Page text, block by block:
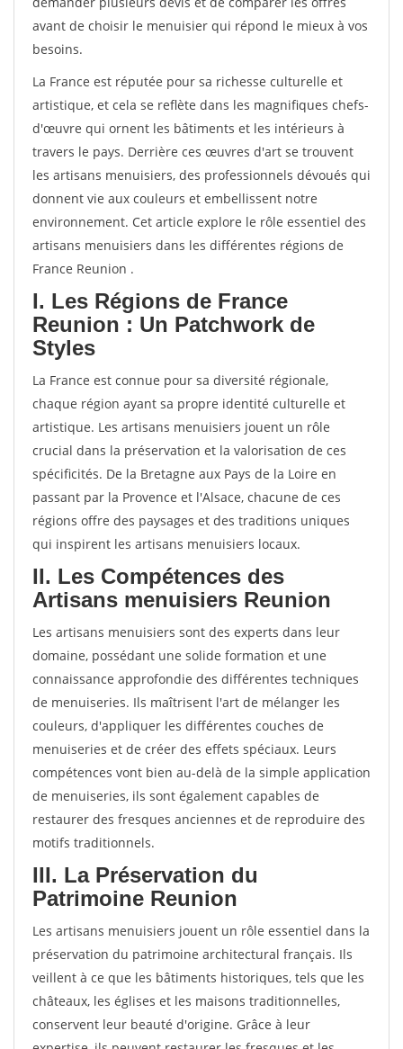
avant de choisir le menuisier qui répond le mieux à vos
besoins.
La France est réputée pour sa richesse culturelle et
artistique, et cela se reflète dans les magnifiques chefs-
d'œuvre qui ornent les bâtiments et les intérieurs à
travers le pays. Derrière ces œuvres d'art se trouvent
les artisans menuisiers, des professionnels dévoués qui
donnent vie aux couleurs et embellissent notre
environnement. Cet article explore le rôle essentiel des
artisans menuisiers dans les différentes régions de
France Reunion .
I. Les Régions de France
Reunion : Un Patchwork de
Styles
La France est connue pour sa diversité régionale,
chaque région ayant sa propre identité culturelle et
artistique. Les artisans menuisiers jouent un rôle
crucial dans la préservation et la valorisation de ces
spécificités. De la Bretagne aux Pays de la Loire en
passant par la Provence et l'Alsace, chacune de ces
régions offre des paysages et des traditions uniques
qui inspirent les artisans menuisiers locaux.
II. Les Compétences des
Artisans menuisiers Reunion
Les artisans menuisiers sont des experts dans leur
domaine, possédant une solide formation et une
connaissance approfondie des différentes techniques
de menuiseries. Ils maîtrisent l'art de mélanger les
couleurs, d'appliquer les différentes couches de
menuiseries et de créer des effets spéciaux. Leurs
compétences vont bien au-delà de la simple application
de menuiseries, ils sont également capables de
restaurer des fresques anciennes et de reproduire des
motifs traditionnels.
III. La Préservation du
Patrimoine Reunion
Les artisans menuisiers jouent un rôle essentiel dans la
préservation du patrimoine architectural français. Ils
veillent à ce que les bâtiments historiques, tels que les
châteaux, les églises et les maisons traditionnelles,
conservent leur beauté d'origine. Grâce à leur